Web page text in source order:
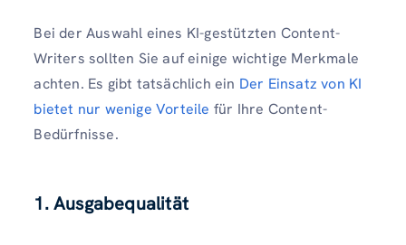
Bei der Auswahl eines KI-gestützten Content-
Writers sollten Sie auf einige wichtige Merkmale
achten. Es gibt tatsächlich ein Der Einsatz von KI
bietet nur wenige Vorteile für Ihre Content-
Bedürfnisse.
1. Ausgabequalität